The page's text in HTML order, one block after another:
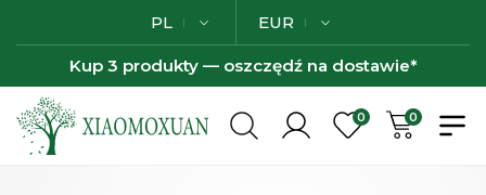
PL EUR
Kup 3 produkty — oszczędź na dostawie*
0 0